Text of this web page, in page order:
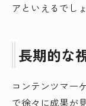
アといえるでしょ
長期的な
コンテンツマー
で徐々に成果が